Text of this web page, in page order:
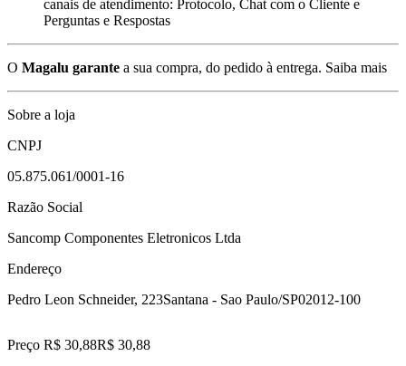
canais de atendimento: Protocolo, Chat com o Cliente e
Perguntas e Respostas
O Magalu garante a sua compra, do pedido à entrega. Saiba mais
Sobre a loja
CNPJ
05.875.061/0001-16
Razão Social
Sancomp Componentes Eletronicos Ltda
Endereço
Pedro Leon Schneider, 223Santana - Sao Paulo/SP02012-100
Preço R$ 30,88R$ 30,88